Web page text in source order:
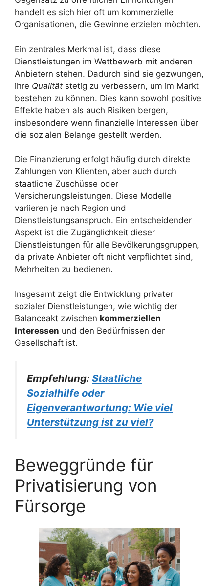
handelt es sich hier oft um kommerzielle
Organisationen, die Gewinne erzielen möchten.
Ein zentrales Merkmal ist, dass diese
Dienstleistungen im Wettbewerb mit anderen
Anbietern stehen. Dadurch sind sie gezwungen,
ihre Qualität stetig zu verbessern, um im Markt
bestehen zu können. Dies kann sowohl positive
Effekte haben als auch Risiken bergen,
insbesondere wenn finanzielle Interessen über
die sozialen Belange gestellt werden.
Die Finanzierung erfolgt häufig durch direkte
Zahlungen von Klienten, aber auch durch
staatliche Zuschüsse oder
Versicherungsleistungen. Diese Modelle
variieren je nach Region und
Dienstleistungsanspruch. Ein entscheidender
Aspekt ist die Zugänglichkeit dieser
Dienstleistungen für alle Bevölkerungsgruppen,
da private Anbieter oft nicht verpflichtet sind,
Mehrheiten zu bedienen.
Insgesamt zeigt die Entwicklung privater
sozialer Dienstleistungen, wie wichtig der
Balanceakt zwischen kommerziellen
Interessen und den Bedürfnissen der
Gesellschaft ist.
Empfehlung: Staatliche
Sozialhilfe oder
Eigenverantwortung: Wie viel
Unterstützung ist zu viel?
Beweggründe für
Privatisierung von
Fürsorge